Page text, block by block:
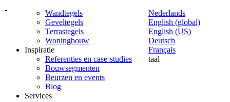
-
Nederlands
English (global)
English (US)
Deutsch
Français
taal
Wandtegels
Geveltegels
Terrastegels
Woningbouw
Inspiratie
Referenties en case-studies
Bouwsegmenten
Beurzen en events
Blog
Services